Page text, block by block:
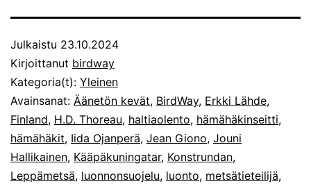
Julkaistu 23.10.2024
Kirjoittanut birdway
Kategoria(t): Yleinen
Avainsanat: Äänetön kevät, BirdWay, Erkki Lähde,
Finland, H.D. Thoreau, haltiaolento, hämähäkinseitti,
hämähäkit, Iida Ojanperä, Jean Giono, Jouni
Hallikainen, Kääpäkuningatar, Konstrundan,
Leppämetsä, luonnonsuojelu, luonto, metsätieteilijä,